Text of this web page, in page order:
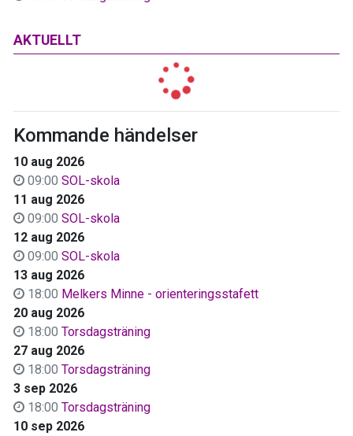
AKTUELLT
Kommande händelser
10 aug 2026
09:00 SOL-skola
11 aug 2026
09:00 SOL-skola
12 aug 2026
09:00 SOL-skola
13 aug 2026
18:00 Melkers Minne - orienteringsstafett
20 aug 2026
18:00 Torsdagsträning
27 aug 2026
18:00 Torsdagsträning
3 sep 2026
18:00 Torsdagsträning
10 sep 2026